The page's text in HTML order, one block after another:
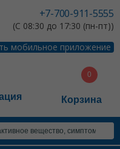
+7-700-911-5555
(С 08:30 до 17:30 (пн-пт))
мобильное приложение
Корзина